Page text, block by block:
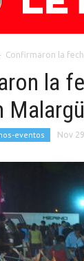
Confirmaron la
la
eventos Nov